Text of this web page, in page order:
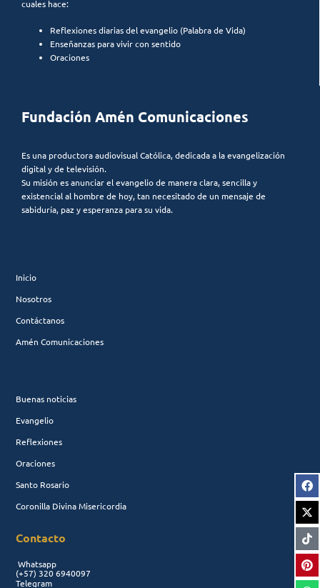
cuales hace:
Reflexiones diarias del evangelio (Palabra de Vida)
Enseñanzas para vivir con sentido
Oraciones
Fundación Amén Comunicaciones
Es una productora audiovisual Católica, dedicada a la evangelización
digital y de televisión.
Su misión es anunciar el evangelio de manera clara, sencilla y
existencial al hombre de hoy, tan necesitado de un mensaje de
sabiduría, paz y esperanza para su vida.
Inicio
Nosotros
Contáctanos
Amén Comunicaciones
Buenas noticias
Evangelio
Reflexiones
Oraciones
Santo Rosario
Coronilla Divina Misericordia
Contacto
Whatsapp
(+57) 320 6940097
Telegram